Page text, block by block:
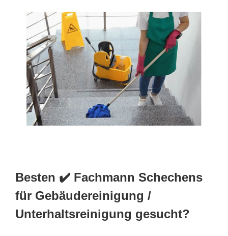
Besten ✔️ Fachmann Schechens
für Gebäudereinigung /
Unterhaltsreinigung gesucht?